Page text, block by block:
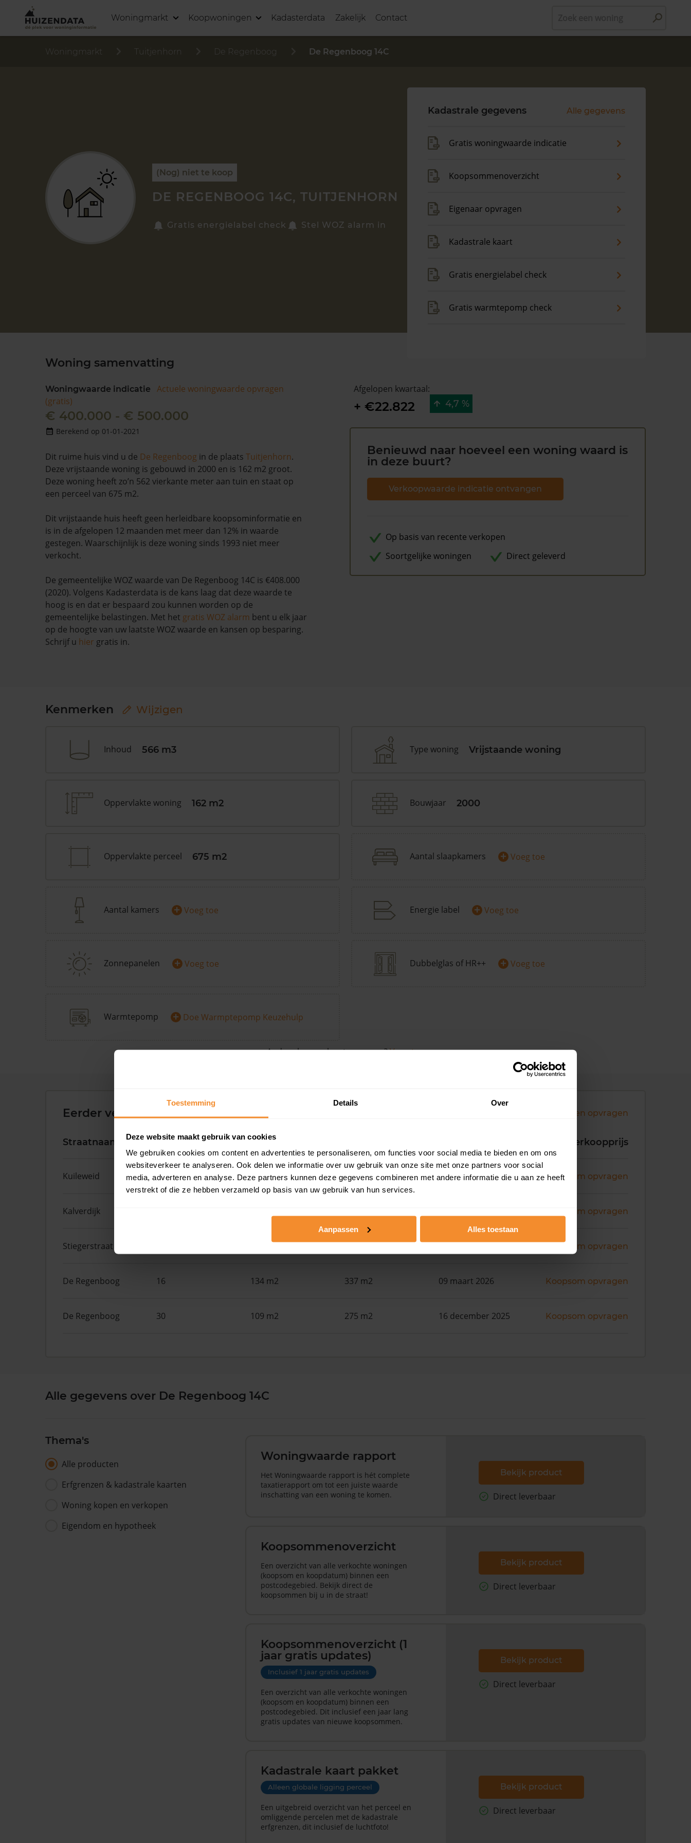
Toestemming Details Over
Deze website maakt gebruik van cookies
We gebruiken cookies om content en advertenties te personaliseren, om functies voor social media te bieden en om ons
websiteverkeer te analyseren. Ook delen we informatie over uw gebruik van onze site met onze partners voor social
media, adverteren en analyse. Deze partners kunnen deze gegevens combineren met andere informatie die u aan ze heeft
verstrekt of die ze hebben verzameld op basis van uw gebruik van hun services.
Aanpassen Alles toestaan
Woningmarkt Koopwoningen Kadasterdata Zakelijk Contact
Woningmarkt Tuitjenhorn De Regenboog De Regenboog 14C
(Nog) niet te koop
DE REGENBOOG 14C, TUITJENHORN
Gratis energielabel check Stel WOZ alarm in
Kadastrale gegevens Alle gegevens
Gratis woningwaarde indicatie
Koopsommenoverzicht
Eigenaar opvragen
Kadastrale kaart
Gratis energielabel check
Gratis warmtepomp check
Woning samenvatting
Woningwaarde indicatie
Actuele woningwaarde opvragen
(gratis)
€ 400.000 - € 500.000
Berekend op 01-01-2021
Dit ruime huis vind u de De Regenboog in de plaats Tuitjenhorn.
Deze vrijstaande woning is gebouwd in 2000 en is 162 m2 groot.
Deze woning heeft zo’n 562 vierkante meter aan tuin en staat op
een perceel van 675 m2.
Dit vrijstaande huis heeft geen herleidbare koopsominformatie en
is in de afgelopen 12 maanden met meer dan 12% in waarde
gestegen. Waarschijnlijk is deze woning sinds 1993 niet meer
verkocht.
De gemeentelijke WOZ waarde van De Regenboog 14C is €408.000
(2020). Volgens Kadasterdata is de kans laag dat deze waarde te
hoog is en dat er bespaard zou kunnen worden op de
gemeentelijke belastingen. Met het gratis WOZ alarm bent u elk jaar
op de hoogte van uw laatste WOZ waarde en kansen op besparing.
Schrijf u hier gratis in.
Afgelopen kwartaal:
+ €22.822 4,7 %
Benieuwd naar hoeveel een woning waard is
in deze buurt?
Verkoopwaarde indicatie ontvangen
Op basis van recente verkopen
Soortgelijke woningen
Direct geleverd
Kenmerken Wijzigen
Inhoud 566 m3 Type woning Vrijstaande woning
Oppervlakte woning 162 m2 Bouwjaar 2000
Oppervlakte perceel 675 m2 Aantal slaapkamers + Voeg toe
Aantal kamers + Voeg toe Energie label + Voeg toe
Zonnepanelen + Voeg toe Dubbelglas of HR++ + Voeg toe
Warmtepomp + Doe Warmptepomp Keuzehulp
Andere kenmerken toevoegen?Voeg toe
Eerder verkochte woningen in de buurt Andere koopsommen opvragen
Straatnaam Huisnr. Woonoppervlak Verkoopprijs
Kuileweid 30 138 m2 410 m2 18 juni 2026 Koopsom opvragen
Kalverdijk Koopsom opvragen
Stiegerstraat 140 m2 288 m2 01 juni 2026 Koopsom opvragen
De Regenboog 16 134 m2 337 m2 09 maart 2026 Koopsom opvragen
De Regenboog 30 109 m2 275 m2 16 december 2025 Koopsom opvragen
Alle gegevens over De Regenboog 14C
Thema's
Alle producten
Erfgrenzen & kadastrale kaarten
Woning kopen en verkopen
Eigendom en hypotheek
Woningwaarde rapport
Het Woningwaarde rapport is hét complete
taxatierapport om tot een juiste waarde
inschatting van een woning te komen.
Bekijk product
Direct leverbaar
Koopsommenoverzicht
Een overzicht van alle verkochte woningen
(koopsom en koopdatum) binnen een
postcodegebied. Bekijk direct de
koopsommen bij u in de straat!
Bekijk product
Direct leverbaar
Koopsommenoverzicht (1
jaar gratis updates)
Inclusief 1 jaar gratis updates
Een overzicht van alle verkochte woningen
(koopsom en koopdatum) binnen een
postcodegebied. Dit inclusief een jaar lang
gratis updates van nieuwe koopsommen.
Bekijk product
Direct leverbaar
Kadastrale kaart pakket
Alleen globale ligging perceel
Een uitgebreid overzicht van het perceel en
omliggende percelen met de kadastrale
erfgrenzen, dit inclusief de luchtfoto!
Bekijk product
Direct leverbaar